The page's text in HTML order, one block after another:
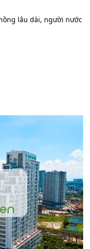
lâu dài, người nước